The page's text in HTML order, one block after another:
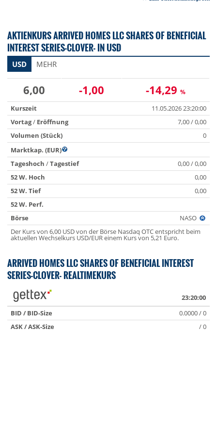
AKTIENKURS ARRIVED HOMES LLC SHARES OF BENEFICIAL
INTEREST SERIES-CLOVER- IN USD
USD MEHR
6,00 -1,00 -14,29 %
Kurszeit
11.05.2026 23:20:00
Vortag/ Eröffnung
7,00 / 0,00
Volumen (Stück)
0
Marktkap. (EUR)
Tageshoch /Tagestief
0,00 / 0,00
52 W. Hoch
0,00
52 W. Tief
0,00
52 W. Perf.
Börse
NASO
Der Kurs von 6,00 USD von der Börse Nasdaq OTC entspricht beim
aktuellen Wechselkurs USD/EUR einem Kurs von 5,21 Euro.
ARRIVED HOMES LLC SHARES OF BENEFICIAL INTEREST
SERIES-CLOVER- REALTIMEKURS
23:20:00
BID / BID-Size
0.0000 / 0
ASK / ASK-Size
/ 0